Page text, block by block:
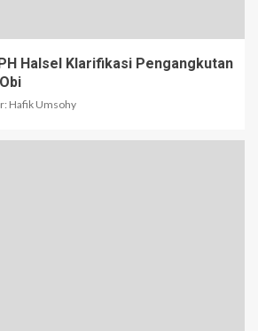
Halsel Klarifikasi Pengangkutan
Hafik Umsohy